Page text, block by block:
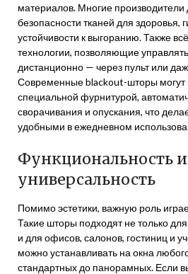
материалов. Многие производители
безопасности тканей для здоровья,
устойчивости к выгоранию. Также
технологии, позволяющие
дистанционно — через пульт или
Современные blackout-шторы
специальной фурнитурой,
сворачивания и опускания, что
удобными в ежедневном
Функциональность и
универсальность
Помимо эстетики, важную роль
Такие шторы подходят не только
и для офисов, салонов, гостиниц и
можно устанавливать на окна
стандартных до панорамных. Если